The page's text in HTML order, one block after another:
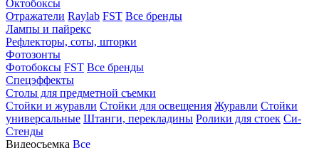
Октобоксы
Отражатели Raylab FST Все бренды
Лампы и пайрекс
Рефлекторы, соты, шторки
Фотозонты
Фотобоксы FST Все бренды
Спецэффекты
Столы для предметной съемки
Стойки и журавли Стойки для освещения Журавли Стойки
универсальные Штанги, перекладины Ролики для стоек Си-
Стенды
Видеосъемка Все